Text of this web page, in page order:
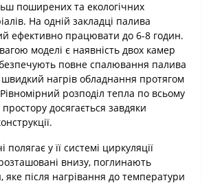
поширених та екологічних
На одній закладці палива
ефективно працювати до 6-8 годин.
моделі є наявність двох камер
повне спалювання палива
нагрів обладнання протягом
розподіл тепла по всьому
досягається завдяки
полягає у її системі циркуляції
внизу, поглинають
яке після нагрівання до температури